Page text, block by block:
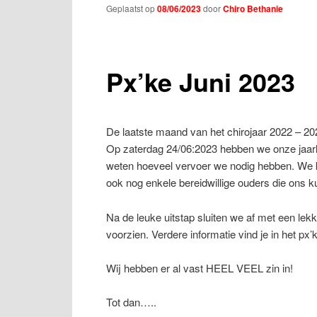
Px’ke Juni 2023
Geplaatst op08/06/2023doorChiro Bethanie
De laatste maand van het chirojaar 2022 –
Op zaterdag 24/06:2023 hebben we onze
weten hoeveel vervoer we nodig hebben.
ook nog enkele bereidwillige ouders die ons
Na de leuke uitstap sluiten we af met een
voorzien. Verdere informatie vind je in het
Wij hebben er al vast HEEL VEEL zin in!
Tot dan…..